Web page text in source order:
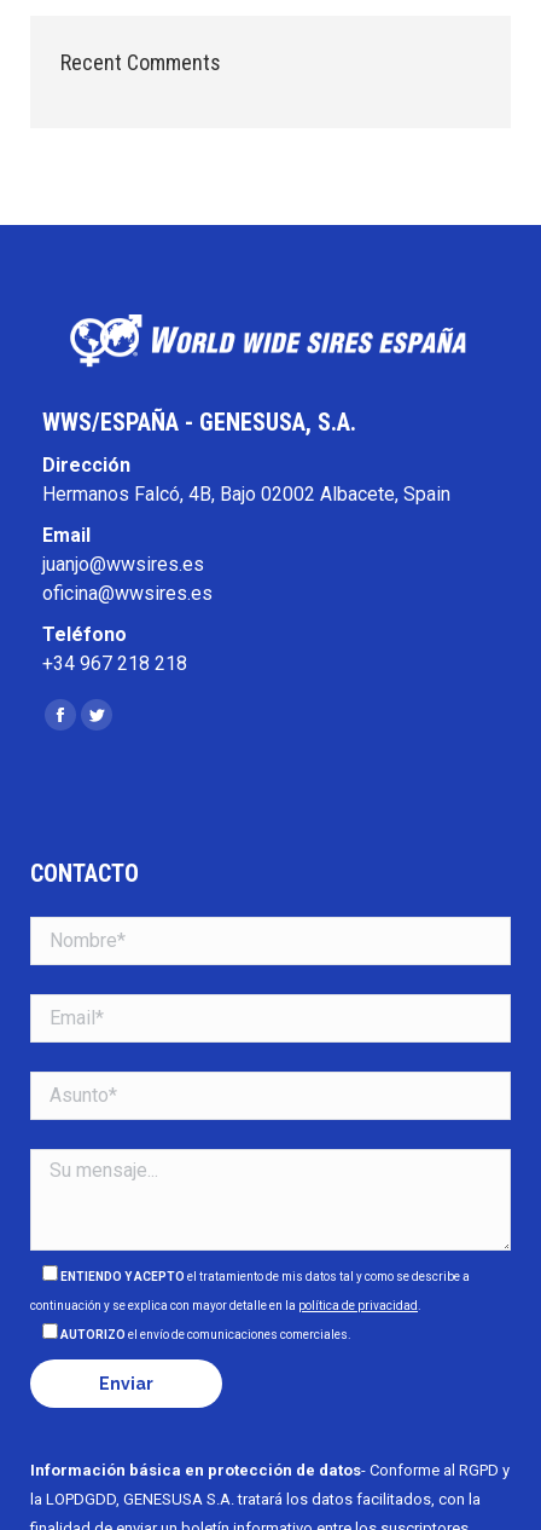
Recent Comments
WWS/ESPAÑA - GENESUSA, S.A.
Dirección
Hermanos Falcó, 4B, Bajo 02002 Albacete, Spain
Email
juanjo@wwsires.es
oficina@wwsires.es
Teléfono
+34 967 218 218
Encuéntranos en:
Facebook
Twitter
CONTACTO
ENTIENDO Y ACEPTO el tratamiento de mis datos tal y como se describe a
continuación y se explica con mayor detalle en la política de privacidad
AUTORIZO el envío de comunicaciones comerciales.
Información básica en protección de datos- Conforme al RGPD y
la LOPDGDD, GENESUSA S.A. tratará los datos facilitados, con la